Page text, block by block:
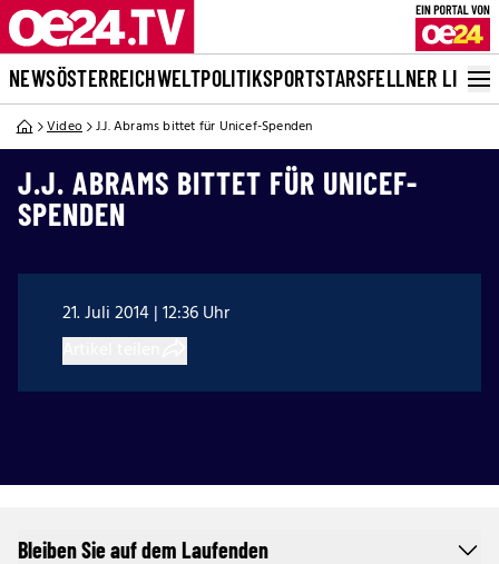
NEWSÖSTERREICHWELTPOLITIKSPORTSTARSFELLNER LIVE
Video J.J. Abrams bittet für Unicef-Spenden
J.J. ABRAMS BITTET FÜR UNICEF-
SPENDEN
21. Juli 2014 | 12:36 Uhr
Bleiben Sie auf dem Laufenden